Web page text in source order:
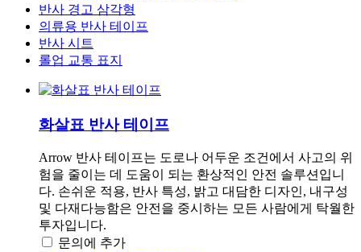
반사 경고 삼각형
의류용 반사 테이프
반사 시트
롤업 교통 표지
화살표 반사 테이프
Arrow 반사 테이프는 도로나 어두운 조건에서 사고의 위
험을 줄이는 데 도움이 되는 환상적인 안전 솔루션입니
다. 손쉬운 적용, 반사 특성, 밝고 대담한 디자인, 내구성
및 다재다능함은 안전을 중시하는 모든 사람에게 탁월한
투자입니다.
문의에 추가